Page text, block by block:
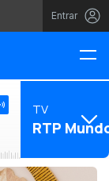
Entrar
TV
RTP